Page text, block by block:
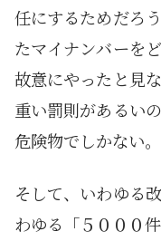
任にするためだろ
たマイナンバーを
故意にやったと見
重い罰則があるい
危険物でしかない。
そして、いわゆる
わゆる「５０００